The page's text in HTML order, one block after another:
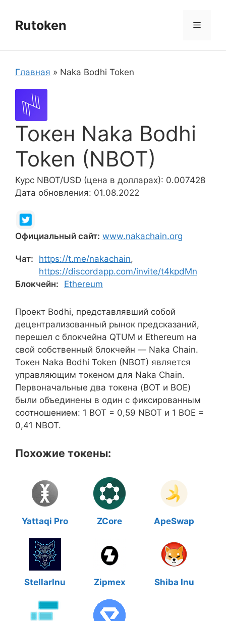
содержимому
Rutoken Меню
Главная » Naka Bodhi Token
Токен Naka Bodhi
Token (NBOT)
Курс NBOT/USD (цена в долларах): 0.007428
Дата обновления: 01.08.2022
Официальный сайт: www.nakachain.org
Чат: https://t.me/nakachain,
https://discordapp.com/invite/t4kpdMn
Блокчейн:
Ethereum
Проект Bodhi, представлявший собой
децентрализованный рынок предсказаний,
перешел с блокчейна QTUM и Ethereum на
свой собственный блокчейн — Naka Chain.
Токен Naka Bodhi Token (NBOT) является
управляющим токеном для Naka Chain.
Первоначальные два токена (BOT и BOE)
были объединены в один с фиксированным
соотношением: 1 BOT = 0,59 NBOT и 1 BOE =
0,41 NBOT.
Похожие токены:
Yattaqi Pro ZCore ApeSwap
StellarInu Zipmex Shiba Inu